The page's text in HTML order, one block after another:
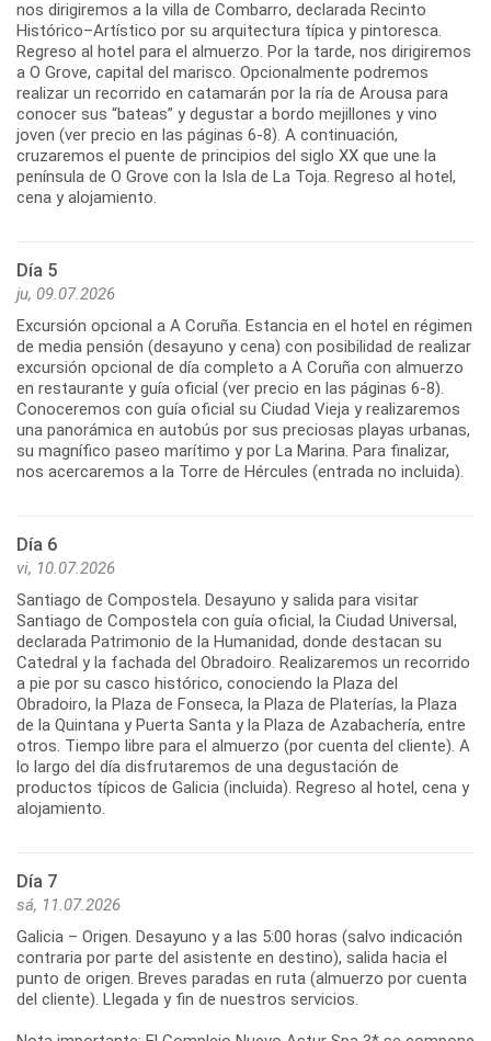
nos dirigiremos a la villa de Combarro, declarada Recinto
Histórico–Artístico por su arquitectura típica y pintoresca.
Regreso al hotel para el almuerzo. Por la tarde, nos dirigiremos
a O Grove, capital del marisco. Opcionalmente podremos
realizar un recorrido en catamarán por la ría de Arousa para
conocer sus “bateas” y degustar a bordo mejillones y vino
joven (ver precio en las páginas 6-8). A continuación,
cruzaremos el puente de principios del siglo XX que une la
península de O Grove con la Isla de La Toja. Regreso al hotel,
Día 5
ju, 09.07.2026
Excursión opcional a A Coruña. Estancia en el hotel en régimen
de media pensión (desayuno y cena) con posibilidad de realizar
excursión opcional de día completo a A Coruña con almuerzo
en restaurante y guía oficial (ver precio en las páginas 6-8).
Conoceremos con guía oficial su Ciudad Vieja y realizaremos
una panorámica en autobús por sus preciosas playas urbanas,
su magnífico paseo marítimo y por La Marina. Para finalizar,
Día 6
vi, 10.07.2026
Santiago de Compostela. Desayuno y salida para visitar
Santiago de Compostela con guía oficial, la Ciudad Universal,
declarada Patrimonio de la Humanidad, donde destacan su
Catedral y la fachada del Obradoiro. Realizaremos un recorrido
a pie por su casco histórico, conociendo la Plaza del
Obradoiro, la Plaza de Fonseca, la Plaza de Platerías, la Plaza
de la Quintana y Puerta Santa y la Plaza de Azabachería, entre
otros. Tiempo libre para el almuerzo (por cuenta del cliente). A
lo largo del día disfrutaremos de una degustación de
productos típicos de Galicia (incluida). Regreso al hotel, cena y
Día 7
sá, 11.07.2026
Galicia – Origen. Desayuno y a las 5:00 horas (salvo indicación
contraria por parte del asistente en destino), salida hacia el
punto de origen. Breves paradas en ruta (almuerzo por cuenta
del cliente). Llegada y fin de nuestros servicios.